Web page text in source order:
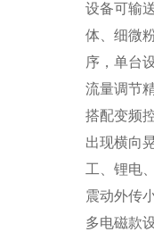
设备可输
体、细微
序，单台
流量调节
搭配变频
出现横向
工、锂电
震动外传
多电磁款